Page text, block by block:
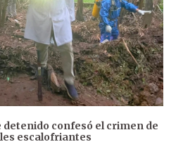
confesó el crimen de
escalofriantes